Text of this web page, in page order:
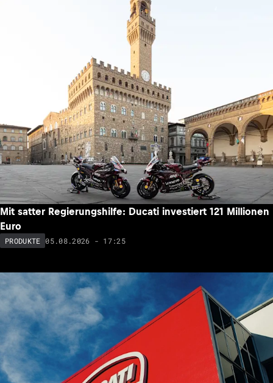
Mit satter Regierungshilfe: Ducati investiert 121 Millionen
Euro
PRODUKTE 05.08.2026 - 17:25